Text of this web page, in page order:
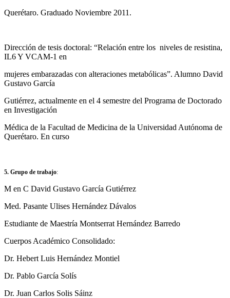
Querétaro. Graduado Noviembre 2011.
Dirección de tesis doctoral: “Relación entre los niveles de resistina,
IL6 Y VCAM-1 en
mujeres embarazadas con alteraciones metabólicas”. Alumno David
Gustavo García
Gutiérrez, actualmente en el 4 semestre del Programa de Doctorado
en Investigación
Médica de la Facultad de Medicina de la Universidad Autónoma de
Querétaro. En curso
5. Grupo de trabajo:
M en C David Gustavo García Gutiérrez
Med. Pasante Ulises Hernández Dávalos
Estudiante de Maestría Montserrat Hernández Barredo
Cuerpos Académico Consolidado:
Dr. Hebert Luis Hernández Montiel
Dr. Pablo García Solís
Dr. Juan Carlos Solis Sáinz